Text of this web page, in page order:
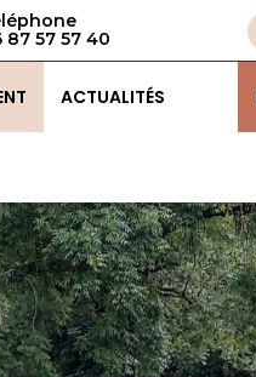
87 57 57 40
ACTUALITÉS